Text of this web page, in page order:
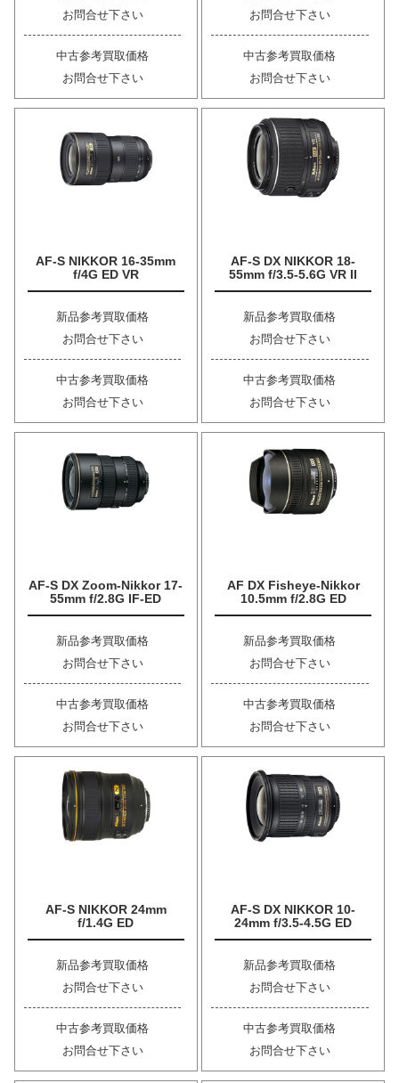
お問合せ下さい
中古参考買取価格
お問合せ下さい
お問合せ下さい
中古参考買取価格
お問合せ下さい
AF-S NIKKOR 16-35mm
f/4G ED VR
新品参考買取価格
お問合せ下さい
中古参考買取価格
お問合せ下さい
AF-S DX NIKKOR 18-
55mm f/3.5-5.6G VR II
新品参考買取価格
お問合せ下さい
中古参考買取価格
お問合せ下さい
AF-S DX Zoom-Nikkor 17-
55mm f/2.8G IF-ED
新品参考買取価格
お問合せ下さい
中古参考買取価格
お問合せ下さい
AF DX Fisheye-Nikkor
10.5mm f/2.8G ED
新品参考買取価格
お問合せ下さい
中古参考買取価格
お問合せ下さい
AF-S NIKKOR 24mm
f/1.4G ED
新品参考買取価格
お問合せ下さい
中古参考買取価格
お問合せ下さい
AF-S DX NIKKOR 10-
24mm f/3.5-4.5G ED
新品参考買取価格
お問合せ下さい
中古参考買取価格
お問合せ下さい